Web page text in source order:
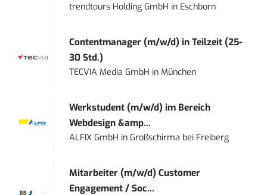
trendtours Holding GmbH in Eschborn
Contentmanager (m/w/d) in Teilzeit (25-
30 Std.)
TECVIA Media GmbH inMünchen
Werkstudent (m/w/d) im Bereich
Webdesign &amp...
ALFIX GmbH inGroßschirma bei Freiberg
Mitarbeiter (m/w/d) Customer
Engagement / Soc...